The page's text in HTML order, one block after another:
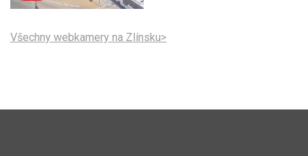
Všechny webkamery na Zlínsku>